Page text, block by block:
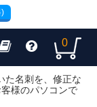
)
0
た名刺を、修正な
様のパソコンで